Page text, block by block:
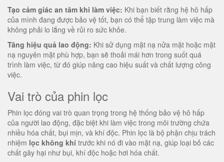
Tạo cảm giác an tâm khi làm việc: Khi bạn biết rằng hệ hô hấp
của mình đang được bảo vệ tốt, bạn có thể tập trung làm việc mà
không phải lo lắng về rủi ro sức khỏe.
Tăng hiệu quả lao động: Khi sử dụng mặt nạ nửa mặt hoặc mặt
nạ nguyên mặt phù hợp, bạn sẽ thoải mái hơn trong suốt quá
trình làm việc, từ đó giúp nâng cao hiệu suất và chất lượng công
việc.
Vai trò của phin lọc
Phin lọc đóng vai trò quan trọng trong hệ thống bảo vệ hô hấp
của người lao động, đặc biệt khi làm việc trong môi trường chứa
nhiều hóa chất, bụi mịn, và khí độc. Phin lọc là bộ phận chịu trách
nhiệm lọc không khí trước khi nó đi vào mặt nạ, giúp loại bỏ các
chất gây hại như bụi, khí độc hoặc hơi hóa chất.